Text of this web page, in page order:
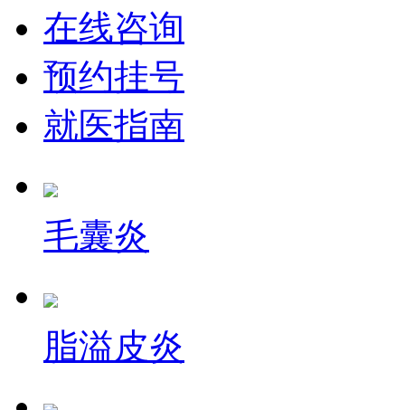
在线咨询
预约挂号
就医指南
毛囊炎
脂溢皮炎